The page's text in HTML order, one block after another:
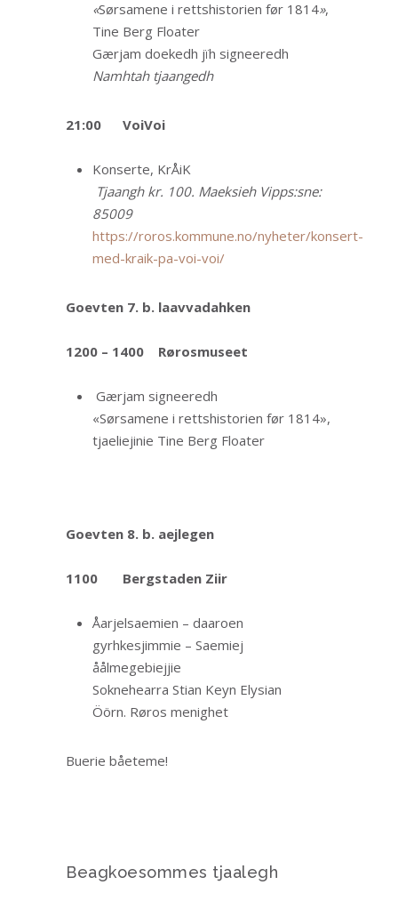
«Sørsamene i rettshistorien før 1814»,
Tine Berg Floater
Gærjam doekedh jïh signeeredh
Namhtah tjaangedh
21:00 VoiVoi
Konserte, KrÅiK
Tjaangh kr. 100. Maeksieh Vipps:sne:
85009
https://roros.kommune.no/nyheter/konsert-
med-kraik-pa-voi-voi/
Goevten 7. b. laavvadahken
1200 – 1400 Rørosmuseet
Gærjam signeeredh
«Sørsamene i rettshistorien før 1814»,
tjaeliejinie Tine Berg Floater
Goevten 8. b. aejlegen
1100 Bergstaden Ziir
Åarjelsaemien – daaroen
gyrhkesjimmie – Saemiej
åålmegebiejjie
Soknehearra Stian Keyn Elysian
Öörn. Røros menighet
Buerie båeteme!
Beagkoesommes tjaalegh